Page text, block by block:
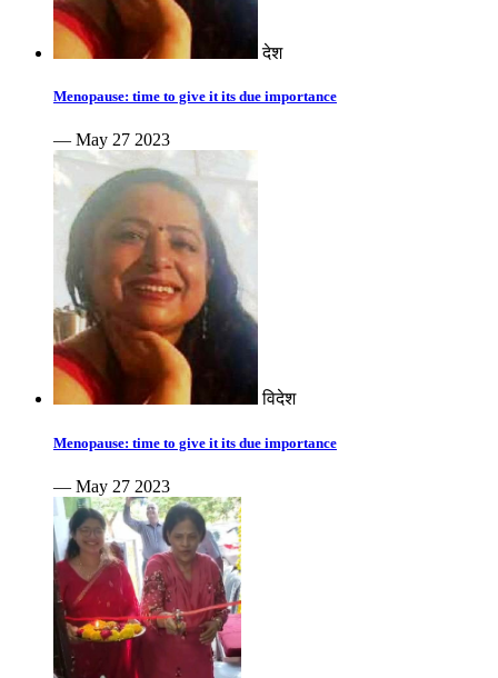
देश
Menopause: time to give it its due importance
— May 27 2023
विदेश
Menopause: time to give it its due importance
— May 27 2023